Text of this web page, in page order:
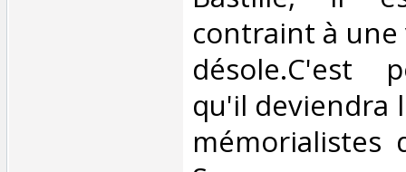
contraint à
désole.C'est
qu'il deviendra
mémorialistes